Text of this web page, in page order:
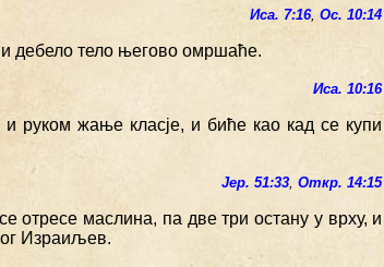
Иса. 7:16,Ос. 10:14
дебело тело његово омршаће.
Иса. 10:16
руком жање класје, и биће као кад се купи
Јер. 51:33,Откр. 14:15
отресе маслина, па две три остану у врху, и
Израиљев.